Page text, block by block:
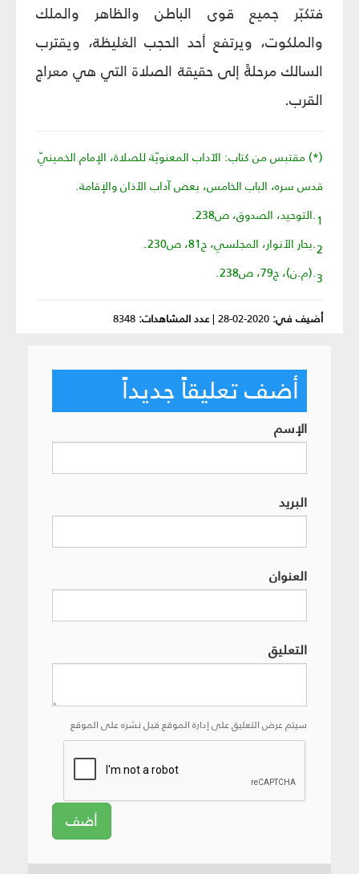
فتكبّر جميع قوى الباطن والظاهر والملك
والملكوت، ويرتفع أحد الحجب الغليظة، ويقترب
السالك مرحلةً إلى حقيقة الصلاة التي هي معراج
القرب.
(*) مقتبس من كتاب: الآداب المعنويّة للصلاة، الإمام الخمينيّ
قدس سره، الباب الخامس، بعض آداب الأذان والإقامة.
1.التوحيد، الصدوق، ص238.
2.بحار الأنوار، المجلسي، ج81، ص230.
3.(م.ن)، ج79، ص238.
أضيف في: 2020-02-28
|عدد المشاهدات: 8348
أضف تعليقاً جديداً
الإسم
البريد
العنوان
التعليق
سيتم عرض التعليق على إدارة الموقع قبل نشره على الموقع
أضف